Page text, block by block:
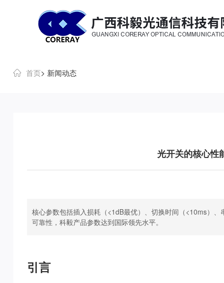
科毅光通信 - 光开关器件与设备生产销售厂商
首页> 新闻动态
光开关的核心性
核心参数包括插入损耗（<1dB最优）、切换时间（<10ms）
可靠性，科毅产品参数达到国际领先水平。
引言